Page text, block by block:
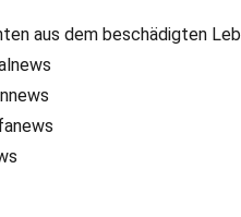
aus dem beschädigten